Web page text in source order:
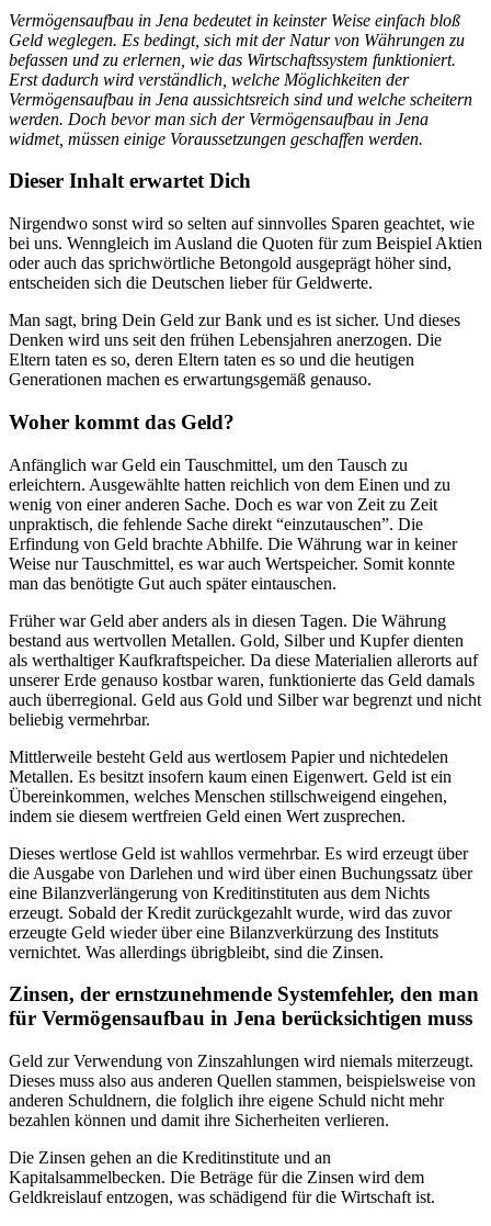
Vermögensaufbau in Jena bedeutet in keinster Weise einfach bloß
Geld weglegen. Es bedingt, sich mit der Natur von Währungen zu
befassen und zu erlernen, wie das Wirtschaftssystem funktioniert.
Erst dadurch wird verständlich, welche Möglichkeiten der
Vermögensaufbau in Jena aussichtsreich sind und welche scheitern
werden. Doch bevor man sich der Vermögensaufbau in Jena
widmet, müssen einige Voraussetzungen geschaffen werden.
Dieser Inhalt erwartet Dich
Nirgendwo sonst wird so selten auf sinnvolles Sparen geachtet, wie
bei uns. Wenngleich im Ausland die Quoten für zum Beispiel Aktien
oder auch das sprichwörtliche Betongold ausgeprägt höher sind,
entscheiden sich die Deutschen lieber für Geldwerte.
Man sagt, bring Dein Geld zur Bank und es ist sicher. Und dieses
Denken wird uns seit den frühen Lebensjahren anerzogen. Die
Eltern taten es so, deren Eltern taten es so und die heutigen
Generationen machen es erwartungsgemäß genauso.
Woher kommt das Geld?
Anfänglich war Geld ein Tauschmittel, um den Tausch zu
erleichtern. Ausgewählte hatten reichlich von dem Einen und zu
wenig von einer anderen Sache. Doch es war von Zeit zu Zeit
unpraktisch, die fehlende Sache direkt “einzutauschen”. Die
Erfindung von Geld brachte Abhilfe. Die Währung war in keiner
Weise nur Tauschmittel, es war auch Wertspeicher. Somit konnte
man das benötigte Gut auch später eintauschen.
Früher war Geld aber anders als in diesen Tagen. Die Währung
bestand aus wertvollen Metallen. Gold, Silber und Kupfer dienten
als werthaltiger Kaufkraftspeicher. Da diese Materialien allerorts auf
unserer Erde genauso kostbar waren, funktionierte das Geld damals
auch überregional. Geld aus Gold und Silber war begrenzt und nicht
beliebig vermehrbar.
Mittlerweile besteht Geld aus wertlosem Papier und nichtedelen
Metallen. Es besitzt insofern kaum einen Eigenwert. Geld ist ein
Übereinkommen, welches Menschen stillschweigend eingehen,
indem sie diesem wertfreien Geld einen Wert zusprechen.
Dieses wertlose Geld ist wahllos vermehrbar. Es wird erzeugt über
die Ausgabe von Darlehen und wird über einen Buchungssatz über
eine Bilanzverlängerung von Kreditinstituten aus dem Nichts
erzeugt. Sobald der Kredit zurückgezahlt wurde, wird das zuvor
erzeugte Geld wieder über eine Bilanzverkürzung des Instituts
vernichtet. Was allerdings übrigbleibt, sind die Zinsen.
Zinsen, der ernstzunehmende Systemfehler, den man
für Vermögensaufbau in Jena berücksichtigen muss
Geld zur Verwendung von Zinszahlungen wird niemals miterzeugt.
Dieses muss also aus anderen Quellen stammen, beispielsweise von
anderen Schuldnern, die folglich ihre eigene Schuld nicht mehr
bezahlen können und damit ihre Sicherheiten verlieren.
Die Zinsen gehen an die Kreditinstitute und an
Kapitalsammelbecken. Die Beträge für die Zinsen wird dem
Geldkreislauf entzogen, was schädigend für die Wirtschaft ist.